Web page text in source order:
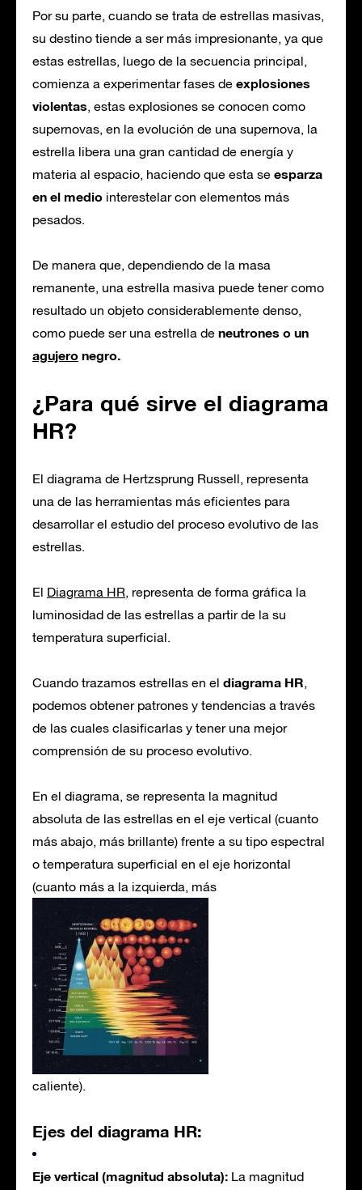
Por su parte, cuando se trata de estrellas masivas,
su destino tiende a ser más impresionante, ya que
estas estrellas, luego de la secuencia principal,
comienza a experimentar fases de explosiones
violentas, estas explosiones se conocen como
supernovas, en la evolución de una supernova, la
estrella libera una gran cantidad de energía y
materia al espacio, haciendo que esta se esparza
en el medio interestelar con elementos más
pesados.
De manera que, dependiendo de la masa
remanente, una estrella masiva puede tener como
resultado un objeto considerablemente denso,
como puede ser una estrella de neutrones o un
agujero negro.
¿Para qué sirve el diagrama
HR?
El diagrama de Hertzsprung Russell, representa
una de las herramientas más eficientes para
desarrollar el estudio del proceso evolutivo de las
estrellas.
El Diagrama HR, representa de forma gráfica la
luminosidad de las estrellas a partir de la su
temperatura superficial.
Cuando trazamos estrellas en el diagrama HR,
podemos obtener patrones y tendencias a través
de las cuales clasificarlas y tener una mejor
comprensión de su proceso evolutivo.
En el diagrama, se representa la magnitud
absoluta de las estrellas en el eje vertical (cuanto
más abajo, más brillante) frente a su tipo espectral
o temperatura superficial en el eje horizontal
(cuanto más a la izquierda, más
caliente).
Ejes del diagrama HR:
Eje vertical (magnitud absoluta): La magnitud